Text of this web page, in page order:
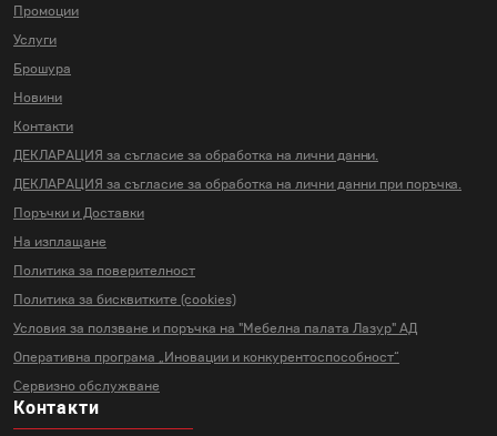
Промоции
Услуги
Брошура
Новини
Контакти
ДЕКЛАРАЦИЯ за съгласие за обработка на лични данни.
ДЕКЛАРАЦИЯ за съгласие за обработка на лични данни при поръчка.
Поръчки и Доставки
На изплащане
Политика за поверителност
Политика за бисквитките (cookies)
Условия за ползване и поръчка на "Мебелна палата Лазур" АД
Оперативна програма „Иновации и конкурентоспособност“
Сервизно обслужване
Контакти